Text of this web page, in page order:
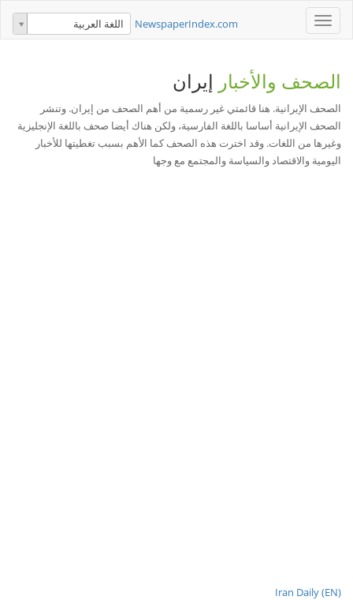
Toggle
navigation
NewspaperIndex.com اللغة العربية
الصحف والأخبار إيران
الصحف الإيرانية. هنا قائمتي غير رسمية من أهم الصحف من إيران. وتنشر
الصحف الإيرانية أساسا باللغة الفارسية، ولكن هناك أيضا صحف باللغة الإنجليزية
وغيرها من اللغات. وقد اخترت هذه الصحف كما الأهم بسبب تغطيتها للأخبار
اليومية والاقتصاد والسياسة والمجتمع مع وجها
Iran Daily (EN)